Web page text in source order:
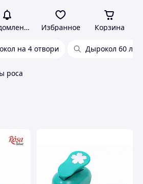
Избранное Корзина
на 4 отвори Дырокол 60
роса